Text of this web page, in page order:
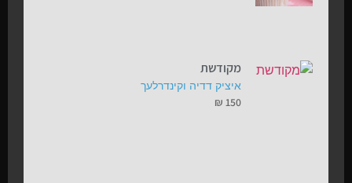
מקודשת
איציק דדיה וקינדרלעך
₪ 150